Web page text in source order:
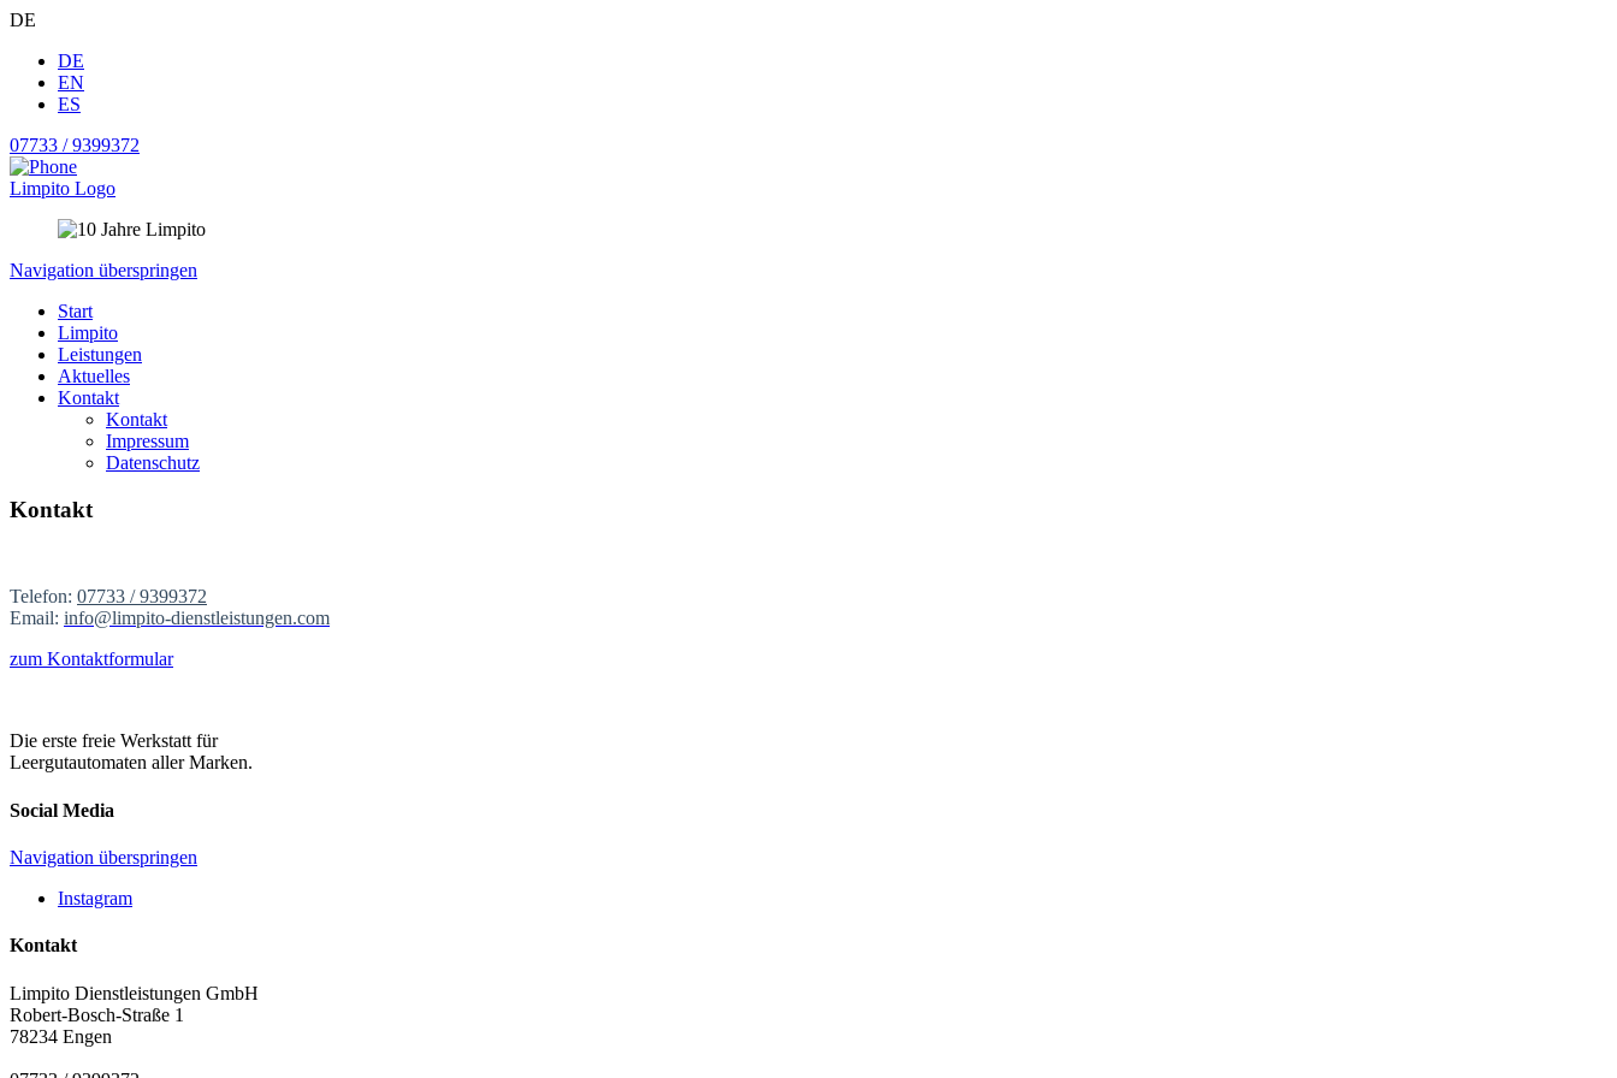
DE
DE
EN
ES
07733 / 9399372
Limpito Logo
Navigation überspringen
Start
Limpito
Leistungen
Aktuelles
Kontakt
Kontakt
Impressum
Datenschutz
Kontakt
Telefon: 07733 / 9399372
Email: info@limpito-dienstleistungen.com
zum Kontaktformular
Die erste freie Werkstatt für
Leergutautomaten aller Marken.
Social Media
Navigation überspringen
Instagram
Kontakt
Limpito Dienstleistungen GmbH
Robert-Bosch-Straße 1
78234 Engen